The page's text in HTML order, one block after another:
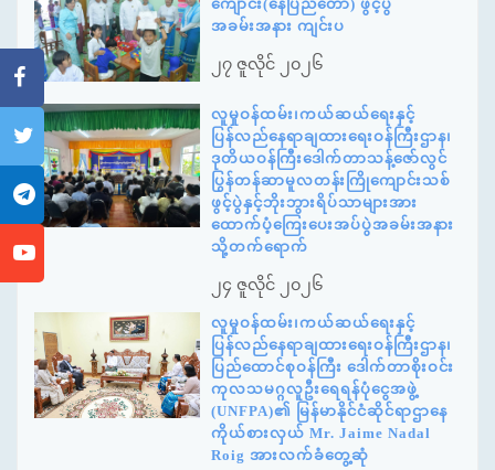
ကျောင်း(နေပြည်တော်) ဖွင့်ပွဲ
အခမ်းအနား ကျင်းပ
၂၇ ဇူလိုင် ၂၀၂၆
လူမှုဝန်ထမ်း၊ကယ်ဆယ်ရေးနှင့်
ပြန်လည်နေရာချထားရေးဝန်ကြီးဌာန၊
ဒုတိယဝန်ကြီးဒေါက်တာသန့်ဇော်လွင်
ပြွန်တန်ဆာမူလတန်းကြိုကျောင်းသစ်
ဖွင့်ပွဲနှင့်ဘိုးဘွားရိပ်သာများအား
ထောက်ပံ့ကြေးပေးအပ်ပွဲအခမ်းအနား
သို့တက်ရောက်
၂၄ ဇူလိုင် ၂၀၂၆
လူမှုဝန်ထမ်း၊ကယ်ဆယ်ရေးနှင့်
ပြန်လည်နေရာချထားရေးဝန်ကြီးဌာန၊
ပြည်ထောင်စုဝန်ကြီး ဒေါက်တာစိုးဝင်း
ကုလသမဂ္ဂလူဦးရေရန်ပုံငွေအဖွဲ့
(UNFPA)၏ မြန်မာနိုင်ငံဆိုင်ရာဌာနေ
ကိုယ်စားလှယ် Mr. Jaime Nadal
Roig အားလက်ခံတွေ့ဆုံ